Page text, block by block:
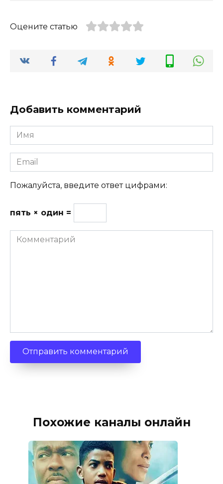
Оцените статью
Добавить комментарий
Имя
Email
Пожалуйста, введите ответ цифрами:
пять × один =
Комментарий
Похожие каналы онлайн